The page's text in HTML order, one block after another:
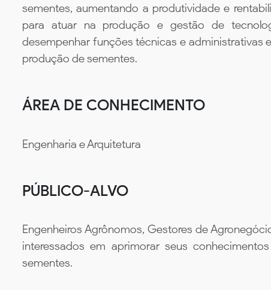
sementes, aumentando a produtividade e
para atuar na produção e gestão de
desempenhar funções técnicas e administrativas
produção de sementes.
ÁREA DE CONHECIMENTO
Engenharia e Arquitetura
PÚBLICO-ALVO
Engenheiros Agrônomos, Gestores de
interessados em aprimorar seus
sementes.